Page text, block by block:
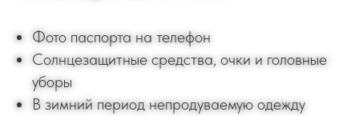
Фото паспорта на телефон
Солнцезащитные средства, очки и головные
уборы
В зимний период непродуваемую одежду